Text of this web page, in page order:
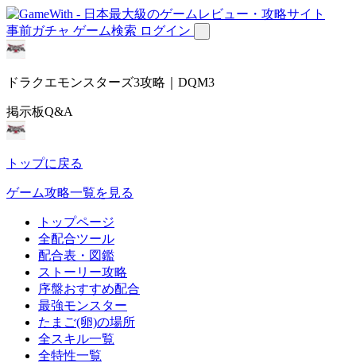
事前ガチャ ゲーム検索 ログイン
ドラクエモンスターズ3攻略｜DQM3
掲示板Q&A
トップに戻る
ゲーム攻略一覧を見る
トップページ
全配合ツール
配合表・図鑑
ストーリー攻略
序盤おすすめ配合
最強モンスター
たまご(卵)の場所
全スキル一覧
全特性一覧